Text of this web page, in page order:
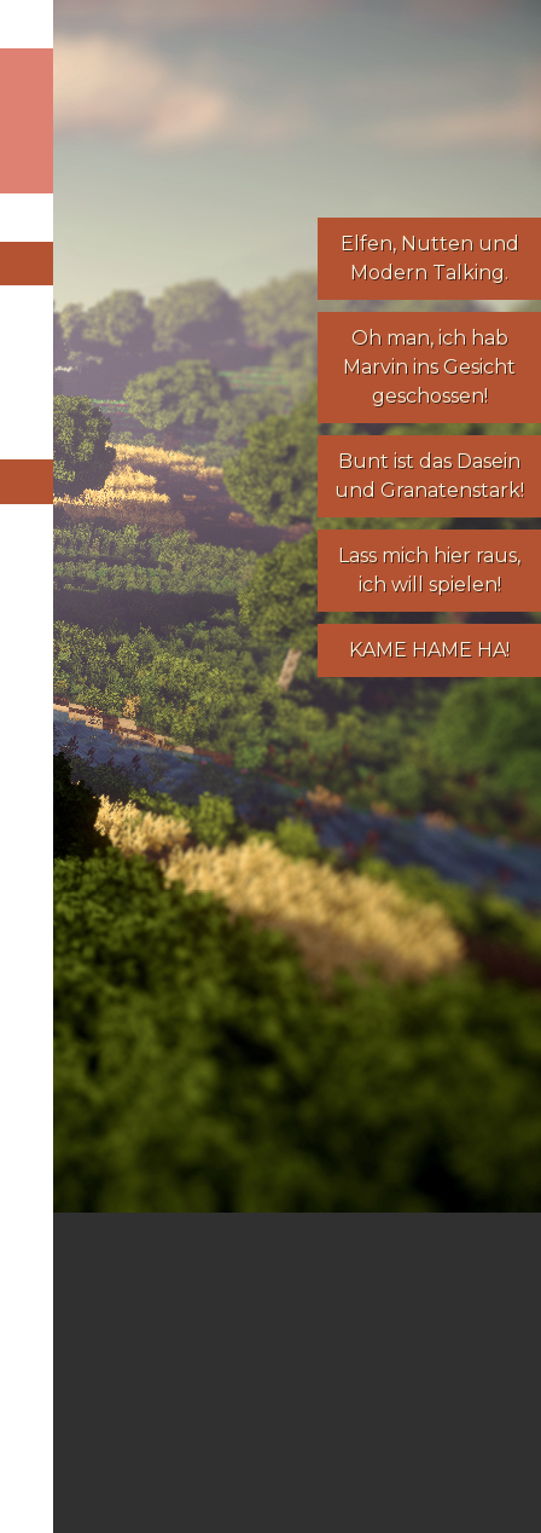
Elfen, Nuttenund
Modern Talking.
Oh man, ich hab
Marvin ins Gesicht
geschossen!
Bunt ist das Dasein
und Granatenstark!
Lass mich hier raus,
ich will spielen!
KAME HAME HA!